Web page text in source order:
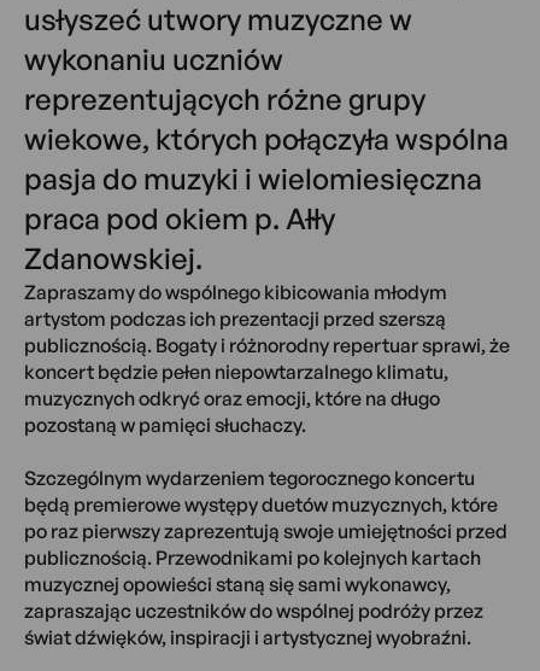
usłyszeć utwory muzyczne w
wykonaniu uczniów
reprezentujących różne grupy
wiekowe, których połączyła wspólna
pasja do muzyki i wielomiesięczna
praca pod okiem p. Ałły
Zdanowskiej.
Zapraszamy do wspólnego kibicowania młodym
artystom podczas ich prezentacji przed szerszą
publicznością. Bogaty i różnorodny repertuar sprawi, że
koncert będzie pełen niepowtarzalnego klimatu,
muzycznych odkryć oraz emocji, które na długo
pozostaną w pamięci słuchaczy.
Szczególnym wydarzeniem tegorocznego koncertu
będą premierowe występy duetów muzycznych, które
po raz pierwszy zaprezentują swoje umiejętności przed
publicznością. Przewodnikami po kolejnych kartach
muzycznej opowieści staną się sami wykonawcy,
zapraszając uczestników do wspólnej podróży przez
świat dźwięków, inspiracji i artystycznej wyobraźni.